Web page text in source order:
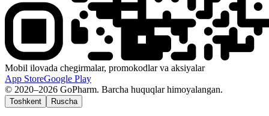
Mobil ilovada chegirmalar, promokodlar va aksiyalar
App StoreGoogle Play
© 2020–2026 GoPharm. Barcha huquqlar himoyalangan.
Toshkent Ruscha